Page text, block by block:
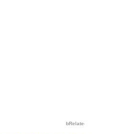
bRelated